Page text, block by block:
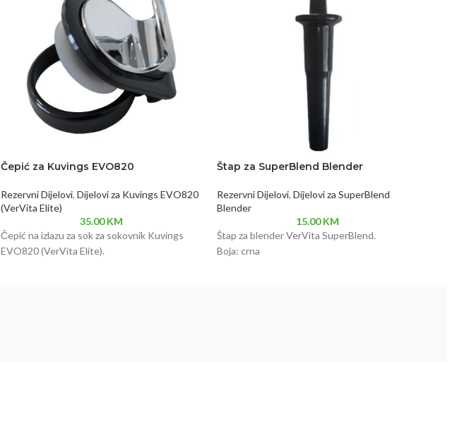
Čepić za Kuvings EVO820
Rezervni Dijelovi, Dijelovi za Kuvings EVO820
(VerVita Elite)
35.00KM
Čepić na izlazu za sok za sokovnik Kuvings
EVO820 (VerVita Elite).
Štap za SuperBlend Blender
Rezervni Dijelovi, Dijelovi za SuperBlend
Blender
15.00KM
Štap za blender VerVita SuperBlend.
Boja: crna